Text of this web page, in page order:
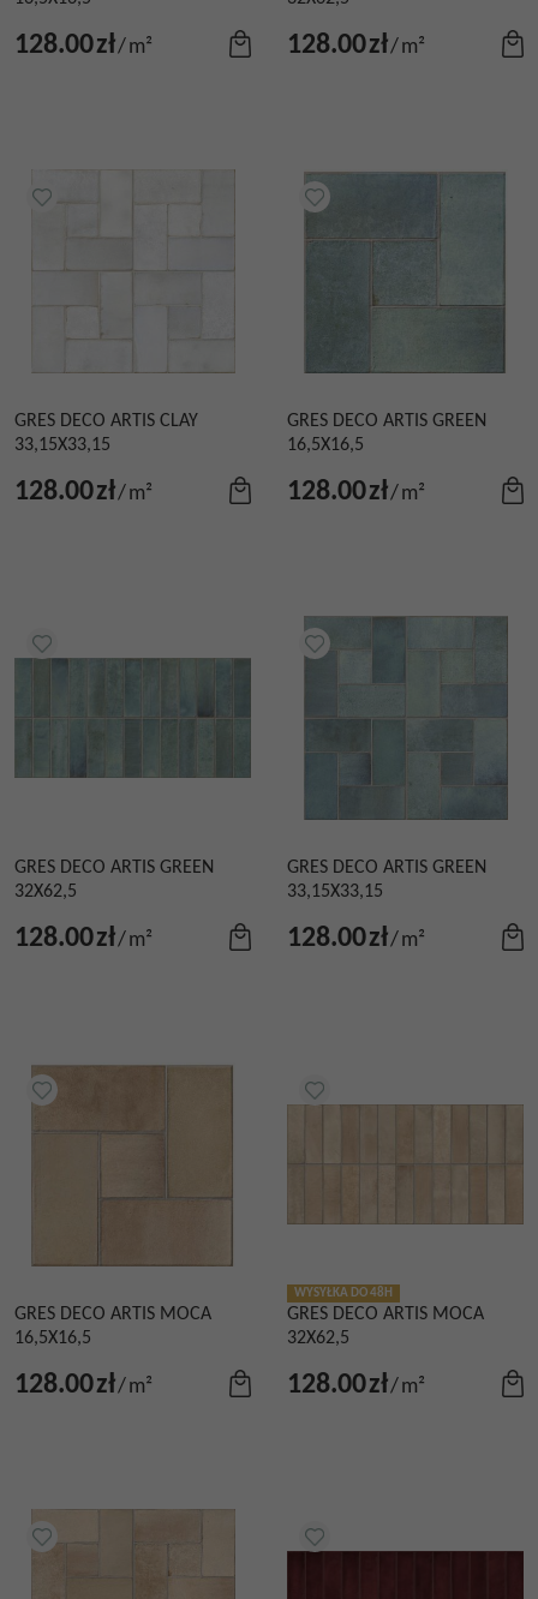
128.00zł/m² 128.00zł/m²
GRES DECO ARTIS CLAY
33,15X33,15
128.00zł/m²
GRES DECO ARTIS GREEN
16,5X16,5
128.00zł/m²
GRES DECO ARTIS GREEN
32X62,5
128.00zł/m²
GRES DECO ARTIS GREEN
33,15X33,15
128.00zł/m²
GRES DECO ARTIS MOCA
16,5X16,5
128.00zł/m²
WYSYŁKA DO 48H
GRES DECO ARTIS MOCA
32X62,5
128.00zł/m²